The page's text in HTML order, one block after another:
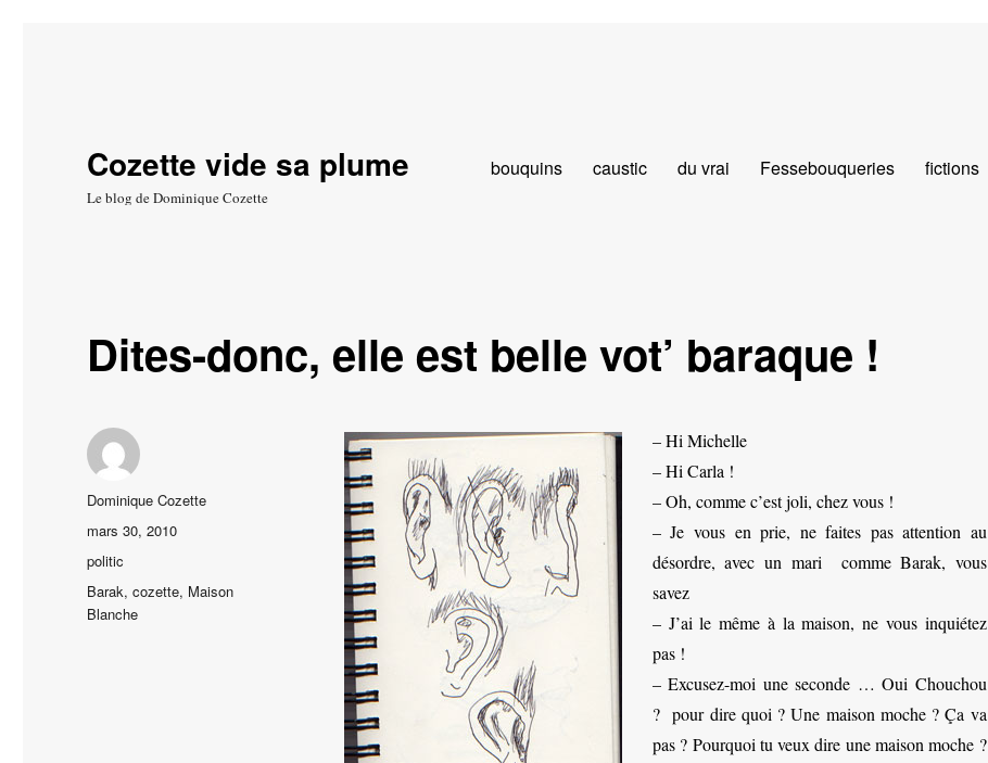
Cozette vide sa plume
Le blog de Dominique Cozette
bouquins caustic du vrai Fessebouqueries fictions
Dites-donc, elle est belle vot’ baraque !
– Hi Michelle
– Hi Carla !
– Oh, comme c’est joli, chez vous !
– Je vous en prie, ne faites pas attention au
désordre, avec un mari comme Barak, vous
savez
– J’ai le même à la maison, ne vous inquiétez
pas !
– Excusez-moi une seconde … Oui Chouchou
? pour dire quoi ? Une maison moche ? Ça va
pas ? Pourquoi tu veux dire une maison moche ?
Auteur
Dominique Cozette
Publié
mars 30, 2010
Catégories
politic
Étiquettes
Barak,cozette, Maison
Blanche